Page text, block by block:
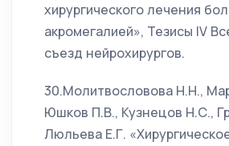
хирургического лечения
акромегалией», Тезисы IV
съезд нейрохирургов.
30.Молитвословова Н.Н.,
Юшков П.В., Кузнецов Н.С.,
Люльева Е.Г.